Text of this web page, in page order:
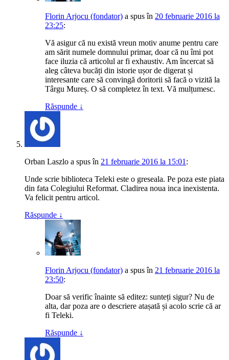
Florin Arjocu (fondator) a spusîn 20 februarie 2016 la
23:25:
Vă asigur că nu există vreun motiv anume pentru care
am sărit numele domnului primar, doar că nu îmi pot
face iluzia că articolul ar fi exhaustiv. Am încercat să
aleg câteva bucăți din istorie ușor de digerat și
interesante care să convingă doritorii să facă o vizită la
Târgu Mureș. O să completez în text. Vă mulțumesc.
Răspunde ↓
Orban Laszlo a spusîn 21 februarie 2016 la 15:01 :
Unde scrie biblioteca Teleki este o greseala. Pe poza este piata
din fata Colegiului Reformat. Cladirea noua inca inexistenta.
Va felicit pentru articol.
Răspunde ↓
Florin Arjocu (fondator) a spusîn 21 februarie 2016 la
23:50:
Doar să verific înainte să editez: sunteți sigur? Nu de
alta, dar poza are o descriere atașată și acolo scrie că ar
fi Teleki.
Răspunde ↓